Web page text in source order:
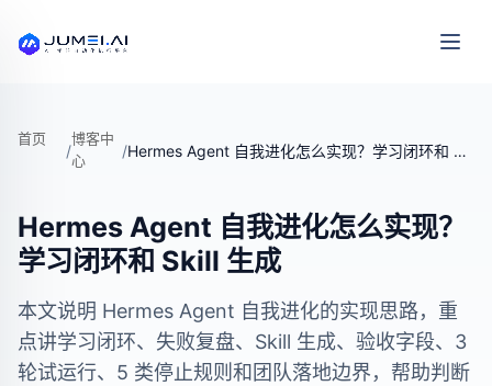
首页
/
博客中
心
/ Hermes Agent 自我进化怎么实现？学习闭环和 Skill 生成
Hermes Agent 自我进化怎么实现？
学习闭环和 Skill 生成
本文说明 Hermes Agent 自我进化的实现思路，重
点讲学习闭环、失败复盘、Skill 生成、验收字段、3
轮试运行、5 类停止规则和团队落地边界，帮助判断